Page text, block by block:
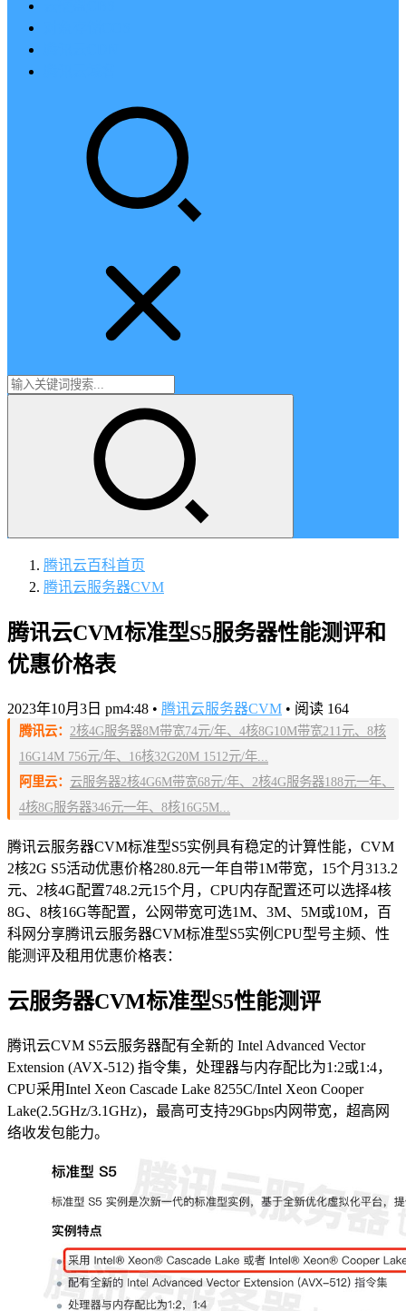
腾讯云百科首页
腾讯云服务器CVM
腾讯云CVM标准型S5服务器性能测评和
优惠价格表
2023年10月3日 pm4:48 • 腾讯云服务器CVM • 阅读 164
腾讯云： 2核4G服务器8M带宽74元/年、4核8G10M带宽211元、8核
16G14M 756元/年、16核32G20M 1512元/年...
阿里云： 云服务器2核4G6M带宽68元/年、2核4G服务器188元一年、
4核8G服务器346元一年、8核16G5M...
腾讯云服务器CVM标准型S5实例具有稳定的计算性能，CVM
2核2G S5活动优惠价格280.8元一年自带1M带宽，15个月313.2
元、2核4G配置748.2元15个月，CPU内存配置还可以选择4核
8G、8核16G等配置，公网带宽可选1M、3M、5M或10M，百
科网分享腾讯云服务器CVM标准型S5实例CPU型号主频、性
能测评及租用优惠价格表：
云服务器CVM标准型S5性能测评
腾讯云CVM S5云服务器配有全新的 Intel Advanced Vector
Extension (AVX-512) 指令集，处理器与内存配比为1:2或1:4，
CPU采用Intel Xeon Cascade Lake 8255C/Intel Xeon Cooper
Lake(2.5GHz/3.1GHz)，最高可支持29Gbps内网带宽，超高网
络收发包能力。